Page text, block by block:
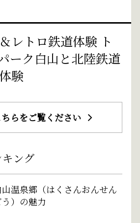
レトロ鉄道体験 ト
ーク白山と北陸鉄道
験
らをご覧ください
ング
山温泉郷（はくさんおんせん
う）の魅力